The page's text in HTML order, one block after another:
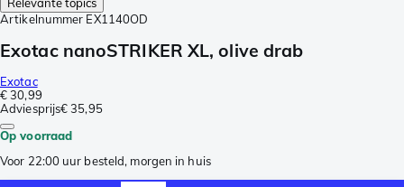
Relevante topics
Artikelnummer EX1140OD
Exotac nanoSTRIKER XL, olive drab
Exotac
€ 30,99
Adviesprijs€ 35,95
Op voorraad
Voor 22:00 uur besteld, morgen in huis